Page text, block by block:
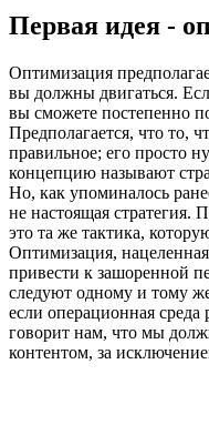
Первая идея -
Оптимизация
вы должны двигаться.
вы сможете постепенно
Предполагается, что то,
правильное; его просто
концепцию называют
Но, как упоминалось
не настоящая стратегия.
это та же тактика,
Оптимизация,
привести к зашоренной
следуют одному и тому
если операционная
говорит нам, что мы
контентом, за